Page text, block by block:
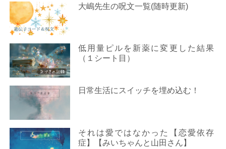
大嶋先生の呪文一覧(随時更新)
低用量ピルを新薬に変更した結果
（１シート目）
日常生活にスイッチを埋め込む！
それは愛ではなかった【恋愛依存
症】【みいちゃんと山田さん】